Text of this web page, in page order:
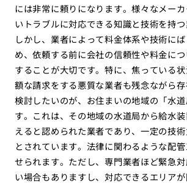
には非常に頼りになります。様々なメー
いトラブルに対応できる知識と技術を持つ
しかし、業者によって料金体系や技術に
め、依頼する前に会社の信頼性や料金に
することが大切です。特に、焦っている
額な請求をする悪質な業者も残念ながら
検討したいのが、お住まいの地域の「水
す。これは、その地域の水道局から給水
えると認められた業者であり、一定の技
とされています。法律に関わるような配
せられます。ただし、専門業者ほど緊急
い場合もありますし、対応できるエリア